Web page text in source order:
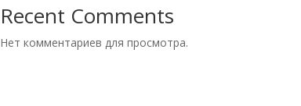
Recent Comments
Нет комментариев для просмотра.